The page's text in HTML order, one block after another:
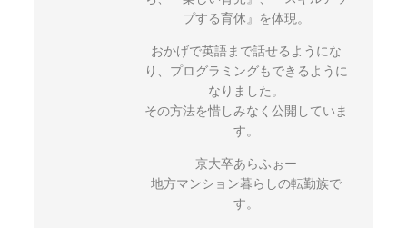
プする育休』を体現。
おかげで英語まで話せるようにな
り、プログラミングもできるように
なりました。
その方法を惜しみなく公開していま
す。
京大卒あらふぉー
地方マンション暮らしの転勤族で
す。